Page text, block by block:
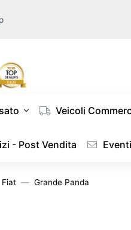
Veicoli
- Post Vendita
Fiat Grande Panda